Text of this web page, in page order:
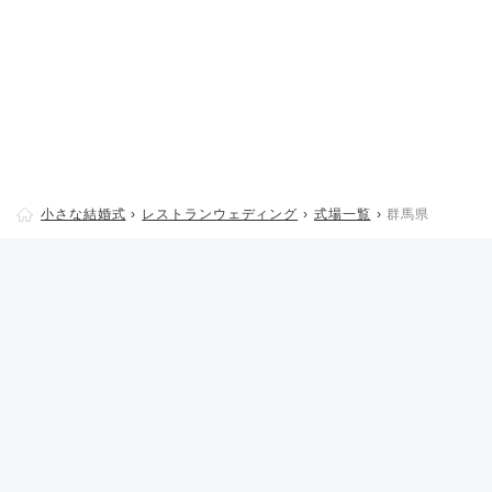
小さな結婚式 レストランウェディング 式場一覧 群馬県